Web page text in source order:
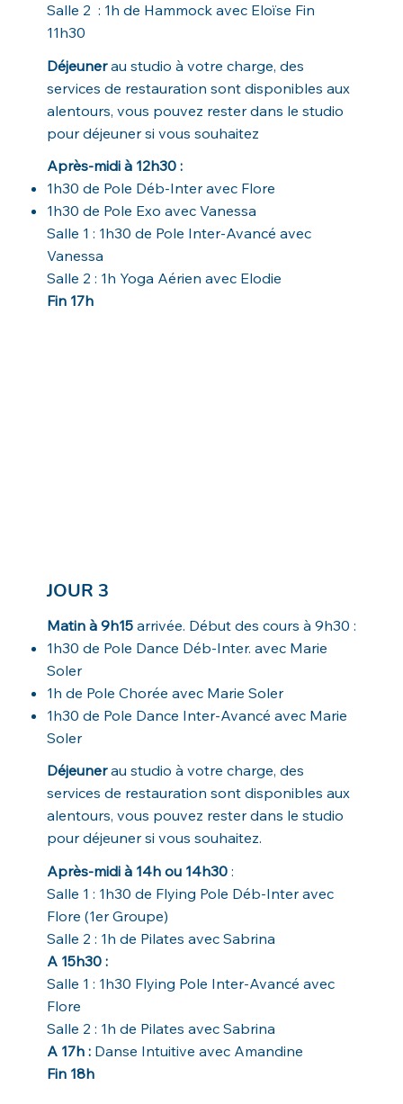
Salle 2 : 1h de Hammock avec Eloïse Fin
11h30
Déjeunerau studio à votre charge, des
services de restauration sont disponibles aux
alentours, vous pouvez rester dans le studio
pour déjeuner si vous souhaitez
Après-midi à 12h30 :
1h30 de Pole Déb-Inter avec Flore
1h30 de Pole Exo avec Vanessa
Salle 1 : 1h30 de Pole Inter-Avancé avec
Vanessa
Salle 2 : 1h Yoga Aérien avec Elodie
Fin 17h
JOUR 3
Matin à 9h15arrivée. Début des cours à 9h30 :
1h30 de Pole Dance Déb-Inter. avec Marie
Soler
1h de Pole Chorée avec Marie Soler
1h30 de Pole Dance Inter-Avancé avec Marie
Soler
Déjeunerau studio à votre charge, des
services de restauration sont disponibles aux
alentours, vous pouvez rester dans le studio
pour déjeuner si vous souhaitez.
Après-midi à 14h ou 14h30:
Salle 1 : 1h30 de Flying Pole Déb-Inter avec
Flore (1er Groupe)
Salle 2 : 1h de Pilates avec Sabrina
A 15h30 :
Salle 1 : 1h30 Flying Pole Inter-Avancé avec
Flore
Salle 2 : 1h de Pilates avec Sabrina
A 17h : Danse Intuitive avec Amandine
Fin 18h